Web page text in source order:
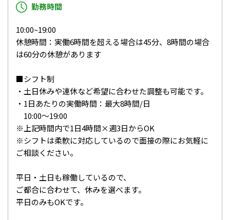
勤務時間
10:00~19:00
休憩時間：実働6時間を超える場合は45分、8時間の場合
は60分の休憩があります
■シフト制
・土日休みや連休など希望に合わせた調整も可能です。
・1日あたりの実働時間：最大8時間/日
10:00～19:00
※上記時間内で1日4時間×週3日からOK
※シフトは柔軟に対応しているので面接の際にお気軽に
ご相談ください。
平日・土日も稼働しているので、
ご都合に合わせて、休みを選べます。
平日のみもOKです。